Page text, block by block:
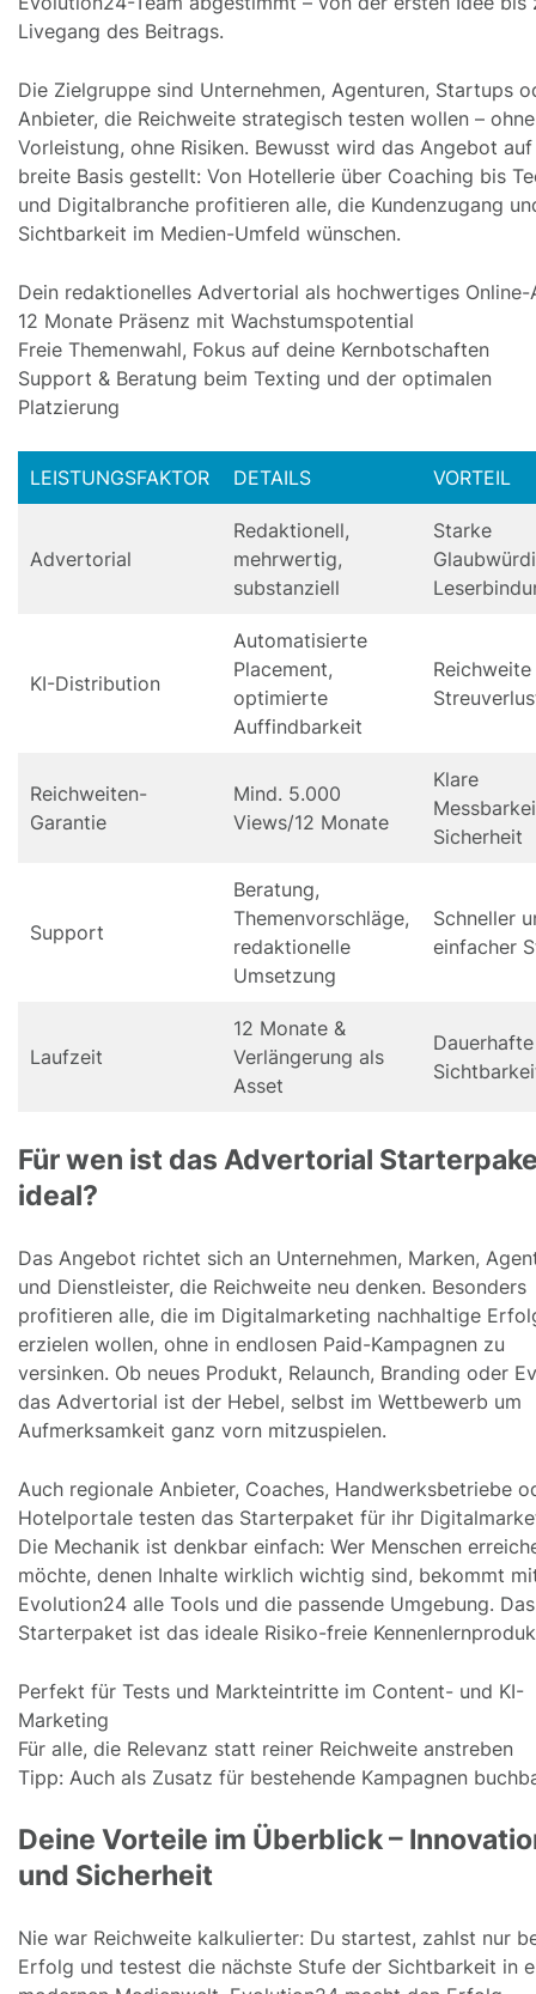
Livegang des Beitrags.
Die Zielgruppe sind Unternehmen, Agenturen, Startups
Anbieter, die Reichweite strategisch testen wollen – ohne
Vorleistung, ohne Risiken. Bewusst wird das Angebot
breite Basis gestellt: Von Hotellerie über Coaching bis
und Digitalbranche profitieren alle, die Kundenzugang
Sichtbarkeit im Medien-Umfeld wünschen.
Dein redaktionelles Advertorial als hochwertiges Online-
12 Monate Präsenz mit Wachstumspotential
Freie Themenwahl, Fokus auf deine Kernbotschaften
Support & Beratung beim Texting und der optimalen
Platzierung
LEISTUNGSFAKTOR DETAILS VORTEIL
Advertorial
Redaktionell,
mehrwertig,
substanziell
Starke
KI-Distribution
Automatisierte
Placement,
optimierte
Auffindbarkeit
Reichweiten-
Garantie
Mind. 5.000
Views/12 Monate
Klare
Sicherheit
Support
Beratung,
Themenvorschläge,
redaktionelle
Umsetzung
Schneller
einfacher
Laufzeit
12 Monate &
Verlängerung als
Asset
Dauerhafte
Für wen ist das Advertorial
ideal?
Das Angebot richtet sich an Unternehmen, Marken,
und Dienstleister, die Reichweite neu denken. Besonders
profitieren alle, die im Digitalmarketing nachhaltige
erzielen wollen, ohne in endlosen Paid-Kampagnen zu
versinken. Ob neues Produkt, Relaunch, Branding oder
das Advertorial ist der Hebel, selbst im Wettbewerb um
Aufmerksamkeit ganz vorn mitzuspielen.
Auch regionale Anbieter, Coaches, Handwerksbetriebe
Hotelportale testen das Starterpaket für ihr
Die Mechanik ist denkbar einfach: Wer Menschen
möchte, denen Inhalte wirklich wichtig sind, bekommt
Evolution24 alle Tools und die passende Umgebung. Das
Starterpaket ist das ideale Risiko-freie
Perfekt für Tests und Markteintritte im Content- und KI-
Marketing
Für alle, die Relevanz statt reiner Reichweite anstreben
Tipp: Auch als Zusatz für bestehende Kampagnen
Deine Vorteile im Überblick –
und Sicherheit
Nie war Reichweite kalkulierter: Du startest, zahlst nur
Erfolg und testest die nächste Stufe der Sichtbarkeit in